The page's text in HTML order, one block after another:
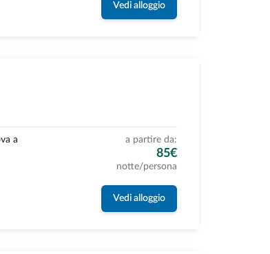
Vedi alloggio
a
a partire da:
85€
notte/persona
Vedi alloggio